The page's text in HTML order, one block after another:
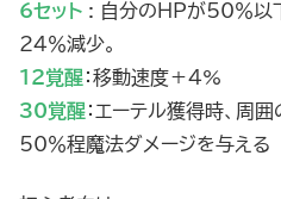
6セット : 自分のHPが50％以
24％減少。
12覚醒：移動速度＋4%
30覚醒：エーテル獲得時、周
50％程魔法ダメージを与える